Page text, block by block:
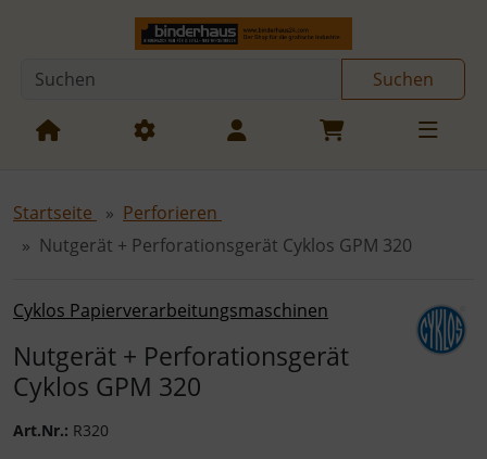
Sprungnavigation
Springe zur Navigation Springe zum Inhalt
Suchen
Startseite
Perforieren
Nutgerät + Perforationsgerät Cyklos GPM 320
Cyklos Papierverarbeitungsmaschinen
Nutgerät + Perforationsgerät
Cyklos GPM 320
Art.Nr.: R320